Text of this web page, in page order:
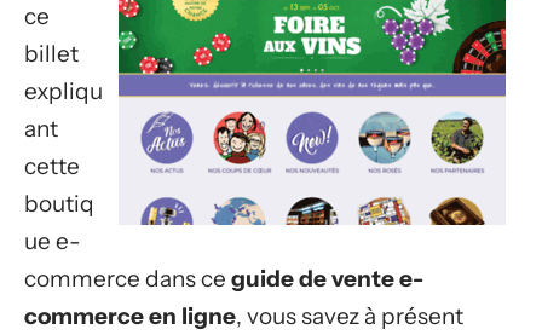
ce
billet
expliqu
ant
cette
boutiq
ue e-
commerce dans ce guide de vente e-
commerce en ligne, vous savez à présent